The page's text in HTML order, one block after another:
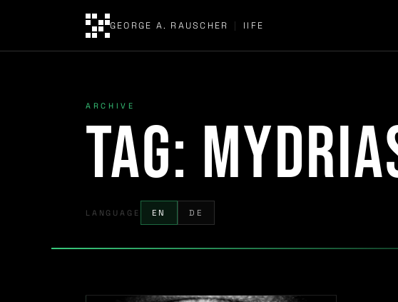
GEORGE A. RAUSCHER | IIFE
ARCHIVE
Tag:
LANGUAGE EN DE